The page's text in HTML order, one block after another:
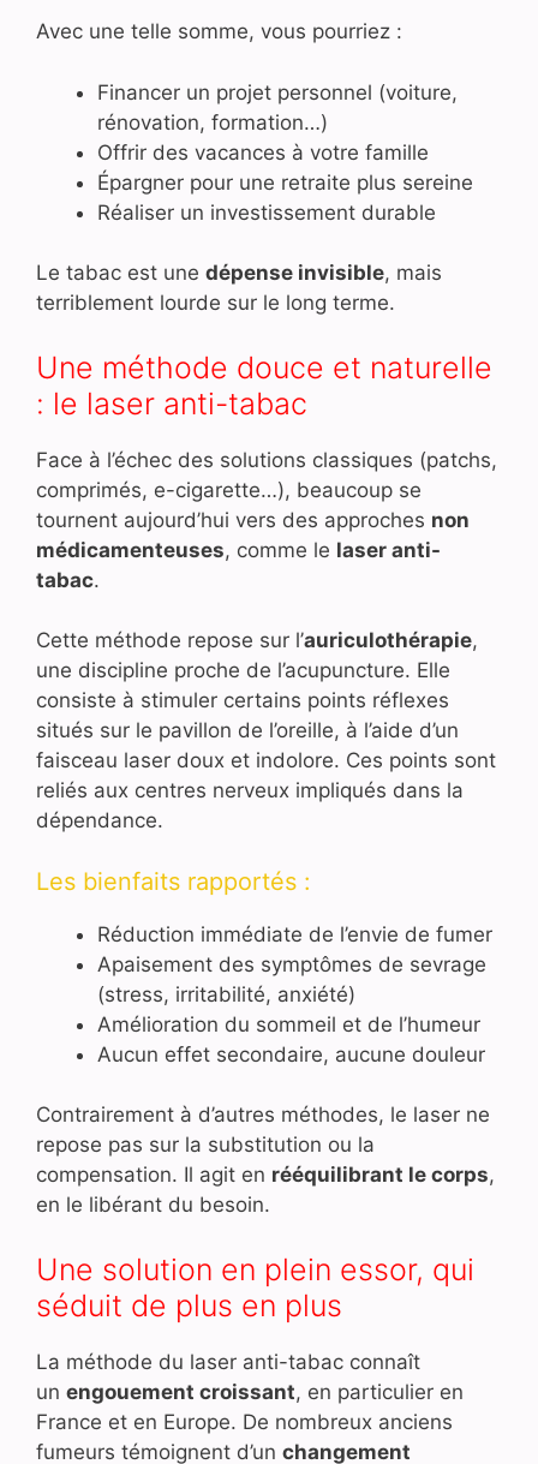
Avec une telle somme, vous pourriez :
Financer un projet personnel (voiture,
rénovation, formation…)
Offrir des vacances à votre famille
Épargner pour une retraite plus sereine
Réaliser un investissement durable
Le tabac est une dépense invisible, mais
terriblement lourde sur le long terme.
Une méthode douce et naturelle
: le laser anti-tabac
Face à l’échec des solutions classiques (patchs,
comprimés, e-cigarette…), beaucoup se
tournent aujourd’hui vers des approches non
médicamenteuses, comme le laser anti-
tabac.
Cette méthode repose sur l’auriculothérapie,
une discipline proche de l’acupuncture. Elle
consiste à stimuler certains points réflexes
situés sur le pavillon de l’oreille, à l’aide d’un
faisceau laser doux et indolore. Ces points sont
reliés aux centres nerveux impliqués dans la
dépendance.
Les bienfaits rapportés :
Réduction immédiate de l’envie de fumer
Apaisement des symptômes de sevrage
(stress, irritabilité, anxiété)
Amélioration du sommeil et de l’humeur
Aucun effet secondaire, aucune douleur
Contrairement à d’autres méthodes, le laser ne
repose pas sur la substitution ou la
compensation. Il agit en rééquilibrant le corps,
en le libérant du besoin.
Une solution en plein essor, qui
séduit de plus en plus
La méthode du laser anti-tabac connaît
un engouement croissant, en particulier en
France et en Europe. De nombreux anciens
fumeurs témoignent d’un changement